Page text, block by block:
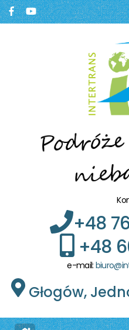
BIURO
+48
+48
e-mail:
Głogów,